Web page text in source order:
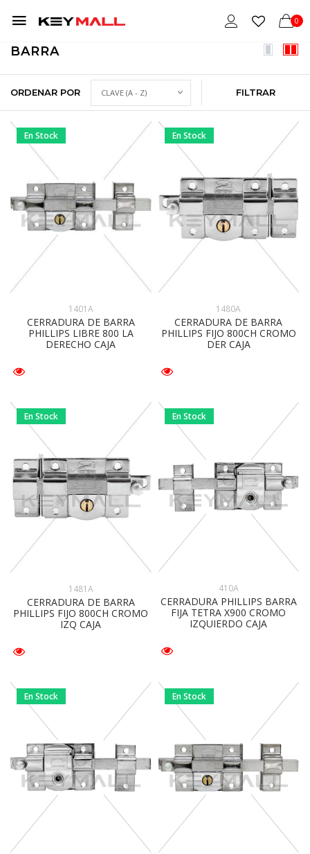
0
BARRA
ORDENAR POR FILTRAR
En Stock
1401A
CERRADURA DE BARRA
PHILLIPS LIBRE 800 LA
DERECHO CAJA
En Stock
1480A
CERRADURA DE BARRA
PHILLIPS FIJO 800CH CROMO
DER CAJA
En Stock
1481A
CERRADURA DE BARRA
PHILLIPS FIJO 800CH CROMO
IZQ CAJA
En Stock
410A
CERRADURA PHILLIPS BARRA
FIJA TETRA X900 CROMO
IZQUIERDO CAJA
En Stock En Stock